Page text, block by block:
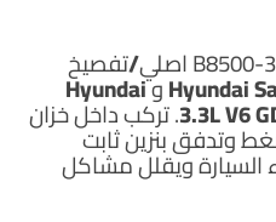
اصلي/تفصيخ
HyundaiوHyundai
3.3L V6. تركب داخل خزان
وتدفق بنزين ثابت
السيارة ويقلل مشاكل